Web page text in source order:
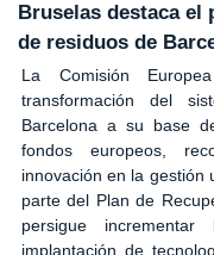
Bruselas destaca
de residuos de
La Comisión
transformación del
Barcelona a su base
fondos europeos,
innovación en la gestión
parte del Plan de
persigue
implantación de